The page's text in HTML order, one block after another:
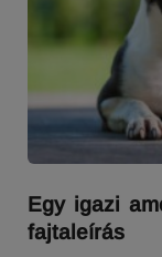
Egy igazi
fajtaleírás